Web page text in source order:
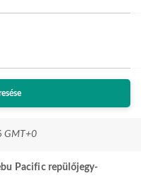
GMT+0
Pacific repülőjegy-